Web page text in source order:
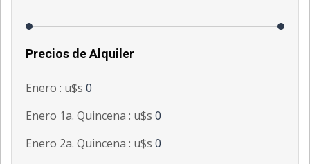
Precios de Alquiler
Enero : u$s 0
Enero 1a. Quincena : u$s 0
Enero 2a. Quincena : u$s 0